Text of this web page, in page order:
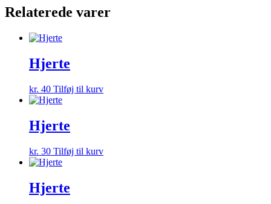
antal
Relaterede varer
Hjerte
kr. 40 Tilføj til kurv
Hjerte
kr. 30 Tilføj til kurv
Hjerte